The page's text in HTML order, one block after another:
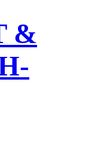
&